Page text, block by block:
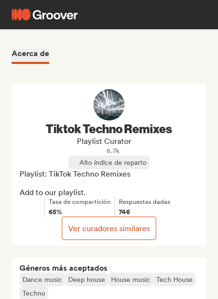
Acerca de
Géneros más aceptados
Dance music Deep house House music
Tech House
Techno
Tiktok Techno Remixes
Playlist Curator
6.7k
Alto índice de reparto
Playlist: TikTok Techno Remixes
Add to our playlist.
Tasa de compartición
65%
Respuestas dadas
746
Ver curadores similares